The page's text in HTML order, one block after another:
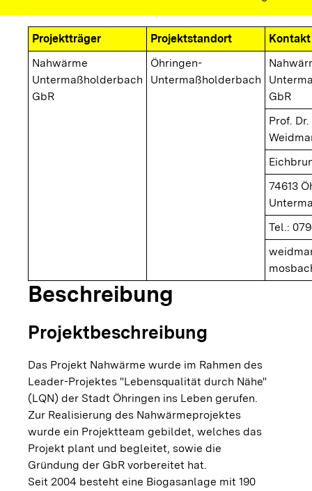
Projektträger Projektstandort
Kontakt
Nahwärme
Untermaßholderbach
GbR
Öhringen-
Untermaßholderbach
GbR
Prof.
74613
Tel.:
Beschreibung
Projektbeschreibung
Das Projekt Nahwärme wurde im Rahmen des
Leader-Projektes "Lebensqualität durch Nähe"
(LQN) der Stadt Öhringen ins Leben gerufen.
Zur Realisierung des Nahwärmeprojektes
wurde ein Projektteam gebildet, welches das
Projekt plant und begleitet, sowie die
Gründung der GbR vorbereitet hat.
Seit 2004 besteht eine Biogasanlage mit 190